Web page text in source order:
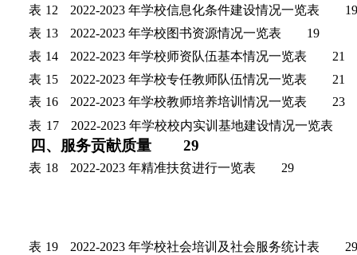
表 12 2022-2023 年学校信息化条件建设情况一览表 1
表 13 2022-2023 年学校图书资源情况一览表 19
表 14 2022-2023 年学校师资队伍基本情况一览表
21
表 15 2022-2023 年学校专任教师队伍情况一览表
21
表 16 2022-2023 年学校教师培养培训情况一览表
23
表 17 2022-2023 年学校校内实训基地建设情况一览表
四、服务贡献质量 29
表 18 2022-2023 年精准扶贫进行一览表 29
表 19 2022-2023 年学校社会培训及社会服务统计表 2